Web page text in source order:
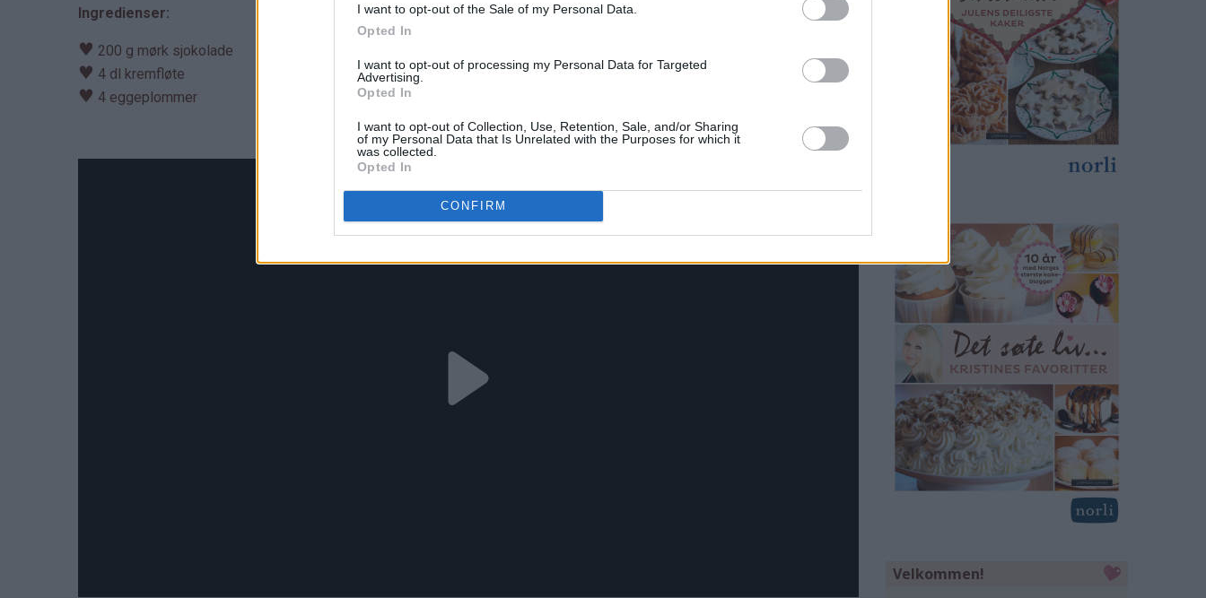
I want to opt-out of the Sale of my Personal Data.
Opted In
I want to opt-out of processing my Personal Data for Targeted
Advertising.
Opted In
I want to opt-out of Collection, Use, Retention, Sale, and/or Sharing
of my Personal Data that Is Unrelated with the Purposes for which it
was collected.
Opted In
CONFIRM
Ingredienser:
♥ 200 g mørk sjokolade
♥ 4 dl kremfløte
♥ 4 eggeplommer
Velkommen!